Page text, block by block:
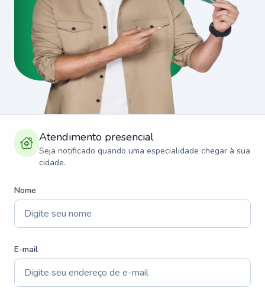
Atendimento presencial
Seja notificado quando uma especialidade chegar à sua
cidade.
Nome
E-mail